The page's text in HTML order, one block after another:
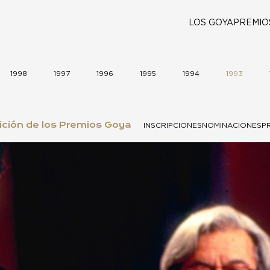
LOS GOYA
1998 1997 1996 1995 1994 1993
de los Premios Goya INSCRIPCIONESNOMINACIONES